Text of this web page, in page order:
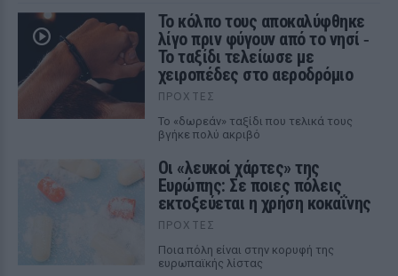
Το κόλπο τους αποκαλύφθηκε
λίγο πριν φύγουν από το νησί ‑
Το ταξίδι τελείωσε με
χειροπέδες στο αεροδρόμιο
ΠΡΟΧΤΈΣ
Το «δωρεάν» ταξίδι που τελικά τους
βγήκε πολύ ακριβό
Οι «λευκοί χάρτες» της
Ευρώπης: Σε ποιες πόλεις
εκτοξεύεται η χρήση κοκαΐνης
ΠΡΟΧΤΈΣ
Ποια πόλη είναι στην κορυφή της
ευρωπαϊκής λίστας